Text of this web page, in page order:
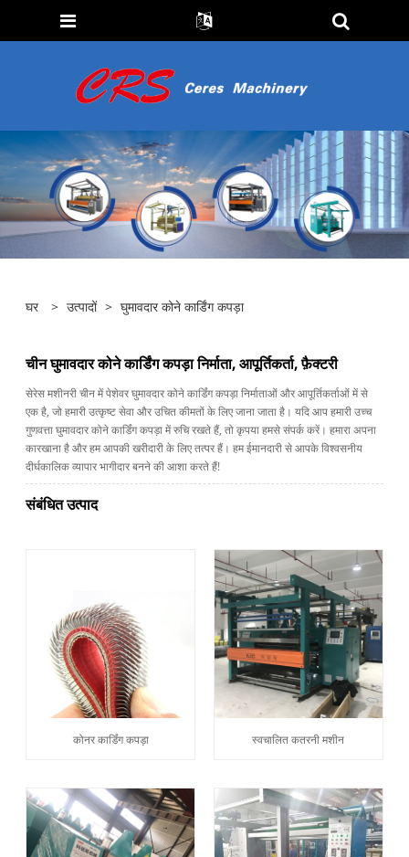
घर > उत्पादों > घुमावदार कोने कार्डिंग कपड़ा
चीन घुमावदार कोने कार्डिंग कपड़ा निर्माता, आपूर्तिकर्ता, फ़ैक्टरी
सेरेस मशीनरी चीन में पेशेवर घुमावदार कोने कार्डिंग कपड़ा निर्माताओं और आपूर्तिकर्ताओं में से
एक है, जो हमारी उत्कृष्ट सेवा और उचित कीमतों के लिए जाना जाता है। यदि आप हमारी उच्च
गुणवत्ता घुमावदार कोने कार्डिंग कपड़ा में रुचि रखते हैं, तो कृपया हमसे संपर्क करें। हमारा अपना
कारखाना है और हम आपकी खरीदारी के लिए तत्पर हैं। हम ईमानदारी से आपके विश्वसनीय
दीर्घकालिक व्यापार भागीदार बनने की आशा करते हैं!
संबंधित उत्पाद
कोनर कार्डिंग कपड़ा स्वचालित कतरनी मशीन